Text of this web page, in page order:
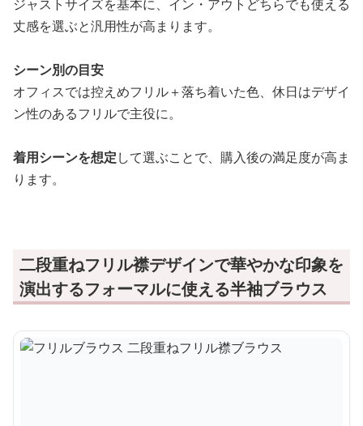
ジャストサイズを基本に、イン・アウトどちらでも使える
丈感を選ぶと汎用性が高まります。
シーン別の目安
オフィスでは控えめフリル＋落ち着いた色、休日はデザイ
ン性のあるフリルで主役に。
着用シーンを想定して選ぶことで、購入後の満足度が高ま
ります。
二段重ねフリル襟デザインで華やかな印象を
演出するフォーマルに使える半袖ブラウス